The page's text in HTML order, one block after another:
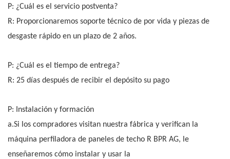
P: ¿Cuál es el servicio postventa?
R: Proporcionaremos soporte técnico de por vida y piezas de
desgaste rápido en un plazo de 2 años.
P: ¿Cuál es el tiempo de entrega?
R: 25 días después de recibir el depósito su pago
P: Instalación y formación
a.Si los compradores visitan nuestra fábrica y verifican la
máquina perfiladora de paneles de techo R BPR AG, le
enseñaremos cómo instalar y usar la